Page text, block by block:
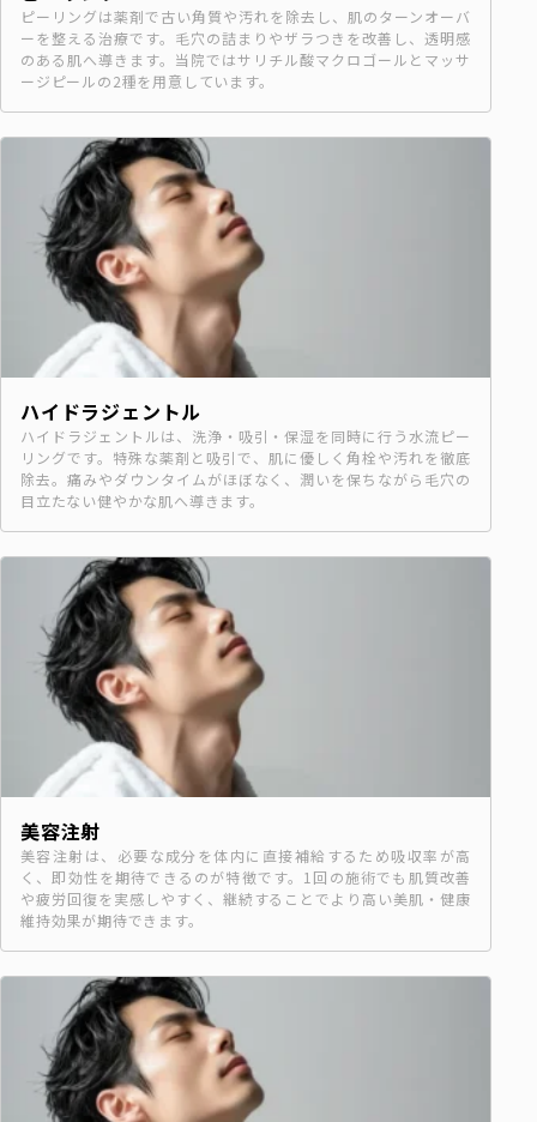
ピーリングは薬剤で古い角質や汚れを除去し、肌のターンオーバ
ーを整える治療です。毛穴の詰まりやザラつきを改善し、透明感
のある肌へ導きます。当院ではサリチル酸マクロゴールとマッサ
ージピールの2種を用意しています。
ハイドラジェントル
ハイドラジェントルは、洗浄・吸引・保湿を同時に行う水流ピー
リングです。特殊な薬剤と吸引で、肌に優しく角栓や汚れを徹底
除去。痛みやダウンタイムがほぼなく、潤いを保ちながら毛穴の
目立たない健やかな肌へ導きます。
美容注射
美容注射は、必要な成分を体内に直接補給するため吸収率が高
く、即効性を期待できるのが特徴です。1回の施術でも肌質改善
や疲労回復を実感しやすく、継続することでより高い美肌・健康
維持効果が期待できます。